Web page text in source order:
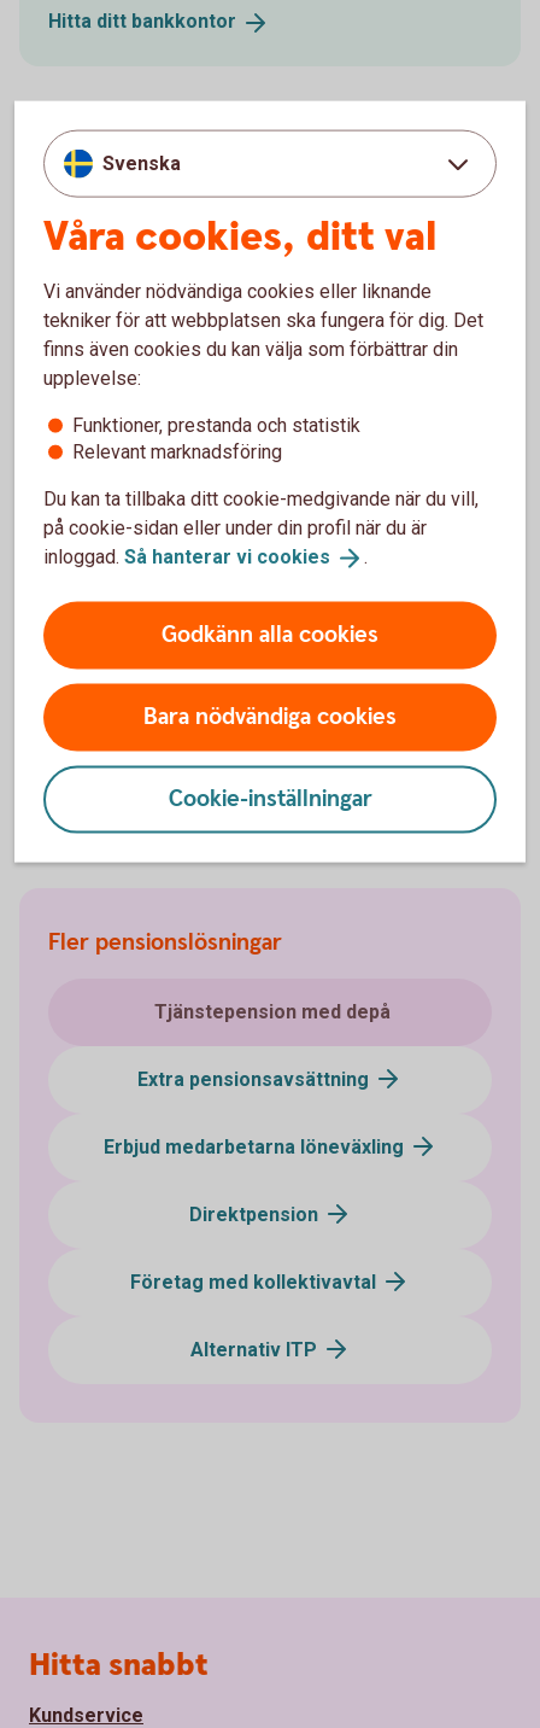
Hitta ditt bankkontor
Kontakta våra företagsrådgivare
Kontakta oss för att få hjälp med företagets affärer.
Vi ger ditt företag personlig service och rådgivning.
Våraföretagsrådgivare
Försäkringsgivare
Swedbank FörsäkringAB
Hjälp med placering
Placera dinpension
Möjliga investeringar iförsäkringsdepå
Fler pensionslösningar
Tjänstepension med depå
Extra pensionsavsättning
Erbjud medarbetarna löneväxling
Direktpension
Företag med kollektivavtal
Alternativ ITP
Svenska
Våra cookies, ditt val
Vi använder nödvändiga cookies eller liknande
tekniker för att webbplatsen ska fungera för dig. Det
finns även cookies du kan välja som förbättrar din
upplevelse:
Funktioner, prestanda och statistik
Relevant marknadsföring
Du kan ta tillbaka ditt cookie-medgivande när du vill,
på cookie-sidan eller under din profil när du är
inloggad. Så hanterar vi cookies .
Godkänn alla cookies
Bara nödvändiga cookies
Cookie-inställningar
Sidfot
Hitta snabbt
Kundservice